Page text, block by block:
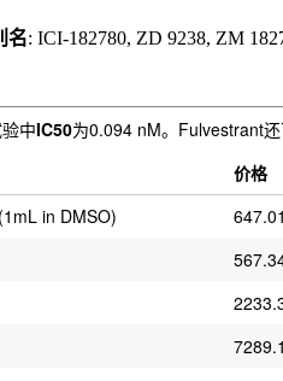
名: ICI-182780, ZD 9238, ZM
中IC50为0.094 nM。Fulvestrant
价格
in DMSO)
647.01
7289.1